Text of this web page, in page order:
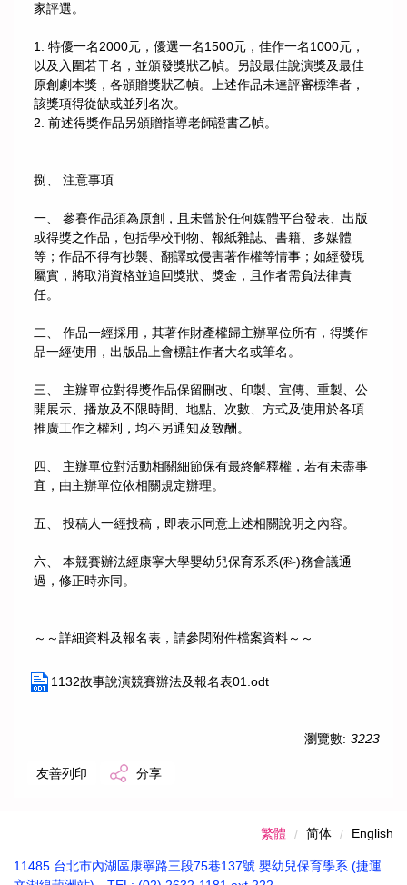
家評選。
1. 特優一名2000元，優選一名1500元，佳作一名1000元，
以及入圍若干名，並頒發獎狀乙幀。另設最佳說演獎及最佳
原創劇本獎，各頒贈獎狀乙幀。上述作品未達評審標準者，
該獎項得從缺或並列名次。
2. 前述得獎作品另頒贈指導老師證書乙幀。
捌、 注意事項
一、 參賽作品須為原創，且未曾於任何媒體平台發表、出版
或得獎之作品，包括學校刊物、報紙雜誌、書籍、多媒體
等；作品不得有抄襲、翻譯或侵害著作權等情事；如經發現
屬實，將取消資格並追回獎狀、獎金，且作者需負法律責
任。
二、 作品一經採用，其著作財產權歸主辦單位所有，得獎作
品一經使用，出版品上會標註作者大名或筆名。
三、 主辦單位對得獎作品保留刪改、印製、宣傳、重製、公
開展示、播放及不限時間、地點、次數、方式及使用於各項
推廣工作之權利，均不另通知及致酬。
四、 主辦單位對活動相關細節保有最終解釋權，若有未盡事
宜，由主辦單位依相關規定辦理。
五、 投稿人一經投稿，即表示同意上述相關說明之內容。
六、 本競賽辦法經康寧大學嬰幼兒保育系系(科)務會議通
過，修正時亦同。
～～詳細資料及報名表，請參閱附件檔案資料～～
1132故事說演競賽辦法及報名表01.odt
瀏覽數: 3223
友善列印 分享
繁體 简体 English
11485 台北市內湖區康寧路三段75巷137號 嬰幼兒保育學系 (捷運